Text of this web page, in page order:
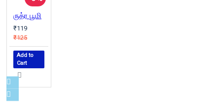
ருத்ர பூமி
₹119
₹125
Add to
Cart